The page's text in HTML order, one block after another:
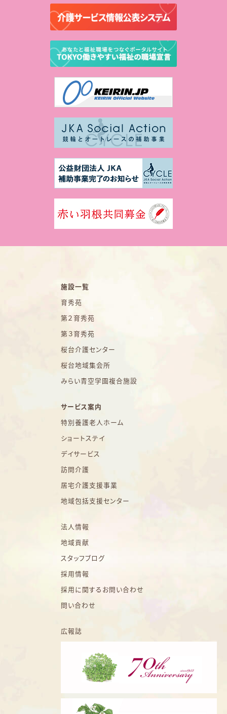
施設一覧
育秀苑
第２育秀苑
第３育秀苑
桜台介護センター
桜台地域集会所
みらい青空学園複合施設
サービス案内
特別養護老人ホーム
ショートステイ
デイサービス
訪問介護
居宅介護支援事業
地域包括支援センター
法人情報
地域貢献
スタッフブログ
採用情報
採用に関するお問い合わせ
問い合わせ
広報誌